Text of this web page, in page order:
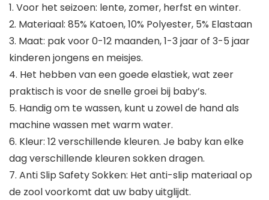
1. Voor het seizoen: lente, zomer, herfst en winter.
2. Materiaal: 85% Katoen, 10% Polyester, 5% Elastaan
3. Maat: pak voor 0-12 maanden, 1-3 jaar of 3-5 jaar
kinderen jongens en meisjes.
4. Het hebben van een goede elastiek, wat zeer
praktisch is voor de snelle groei bij baby’s.
5. Handig om te wassen, kunt u zowel de hand als
machine wassen met warm water.
6. Kleur: 12 verschillende kleuren. Je baby kan elke
dag verschillende kleuren sokken dragen.
7. Anti Slip Safety Sokken: Het anti-slip materiaal op
de zool voorkomt dat uw baby uitglijdt.